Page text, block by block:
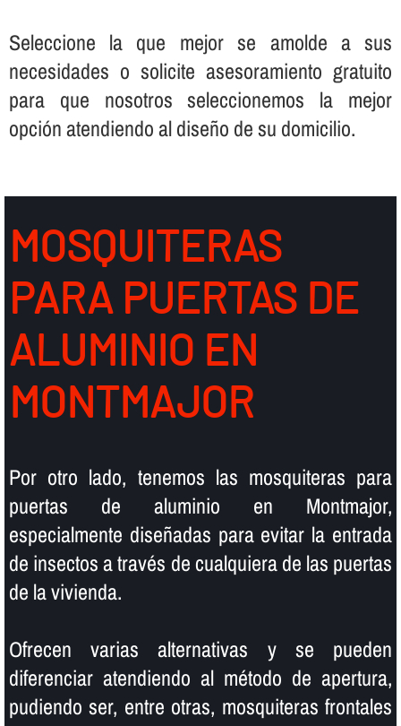
Seleccione la que mejor se amolde a sus
necesidades o solicite asesoramiento gratuito
para que nosotros seleccionemos la mejor
opción atendiendo al diseño de su domicilio.
MOSQUITERAS
PARA PUERTAS DE
ALUMINIO EN
MONTMAJOR
Por otro lado, tenemos las mosquiteras para
puertas de aluminio en Montmajor,
especialmente diseñadas para evitar la entrada
de insectos a través de cualquiera de las puertas
de la vivienda.
Ofrecen varias alternativas y se pueden
diferenciar atendiendo al método de apertura,
pudiendo ser, entre otras, mosquiteras frontales